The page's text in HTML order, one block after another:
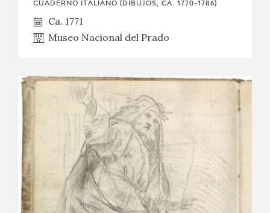
CUADERNO ITALIANO (DIBUJOS, CA. 1770-1786)
Ca. 1771
Museo Nacional del Prado